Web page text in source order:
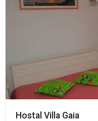
Hostal Villa Gaia